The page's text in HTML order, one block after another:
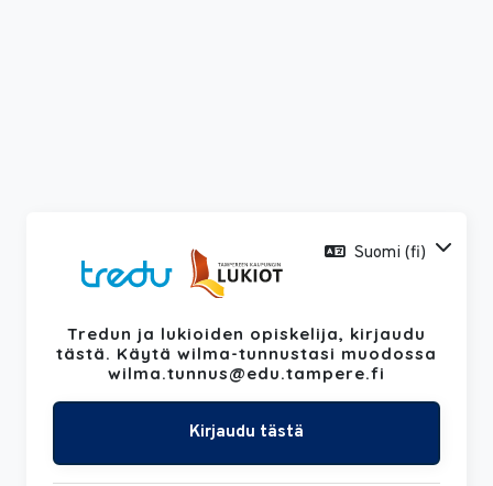
Suomi ‎(fi)‎
Ohita luodaksesi uuden tilin
Tredun ja lukioiden opiskelija, kirjaudu
tästä. Käytä wilma-tunnustasi muodossa
wilma.tunnus@edu.tampere.fi
Kirjaudu tästä